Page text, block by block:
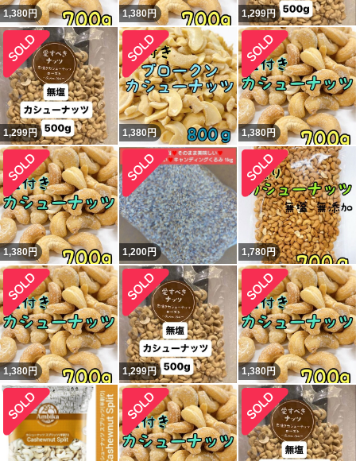
1,380円 1,380円 1,299円
1,299円 1,380円 1,380円
1,380円 1,200円 1,780円
1,380円 1,299円 1,380円